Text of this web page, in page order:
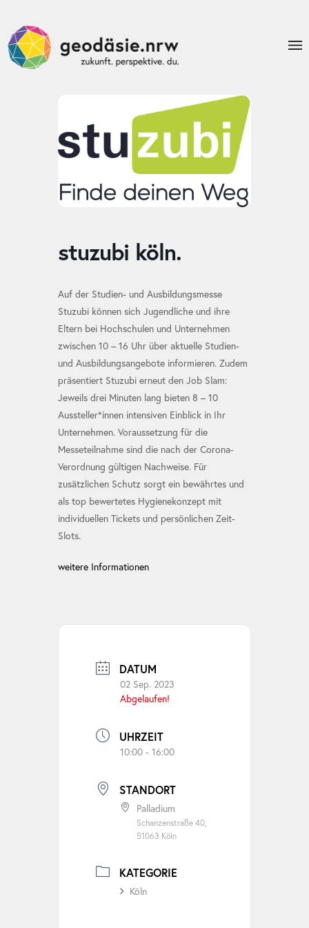
stuzubi köln.
Auf der Studien- und Ausbildungsmesse
Stuzubi können sich Jugendliche und ihre
Eltern bei Hochschulen und Unternehmen
zwischen 10 – 16 Uhr über aktuelle Studien-
und Ausbildungsangebote informieren. Zudem
präsentiert Stuzubi erneut den Job Slam:
Jeweils drei Minuten lang bieten 8 – 10
Aussteller*innen intensiven Einblick in Ihr
Unternehmen. Voraussetzung für die
Messeteilnahme sind die nach der Corona-
Verordnung gültigen Nachweise. Für
zusätzlichen Schutz sorgt ein bewährtes und
als top bewertetes Hygienekonzept mit
individuellen Tickets und persönlichen Zeit-
Slots.
weitere Informationen
DATUM
02 Sep. 2023
Abgelaufen!
UHRZEIT
10:00 - 16:00
STANDORT
Palladium
Schanzenstraße 40,
51063 Köln
KATEGORIE
Köln